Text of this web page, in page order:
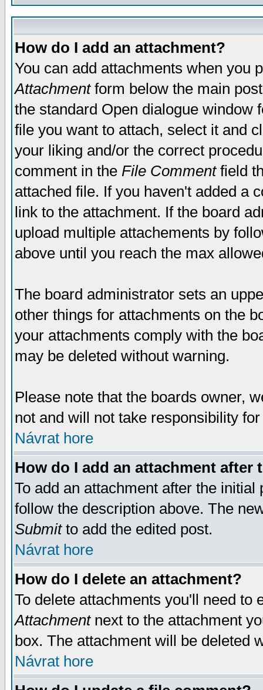
How do I add an attachment?
You can add attachments when you
Attachmentform below the main
the standard Open dialogue window
file you want to attach, select it and
your liking and/or the correct
comment in the File Commentfield
attached file. If you haven't added a
link to the attachment. If the board
upload multiple attachements by
above until you reach the max
The board administrator sets an
other things for attachments on the
your attachments comply with the
may be deleted without warning.
Please note that the boards owner,
not and will not take responsibility
Návrat hore
How do I add an attachment after
To add an attachment after the
follow the description above. The
Submitto add the edited post.
Návrat hore
How do I delete an attachment?
To delete attachments you'll need
Attachmentnext to the attachment
box. The attachment will be deleted
Návrat hore